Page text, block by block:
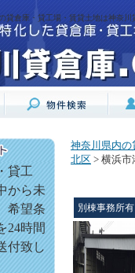
貸倉庫・貸工場・賃貸土地は神奈川
貸工
から未
希望条
24時間
付致し
神奈川県内の
北区 > 横浜市
別棟事務所